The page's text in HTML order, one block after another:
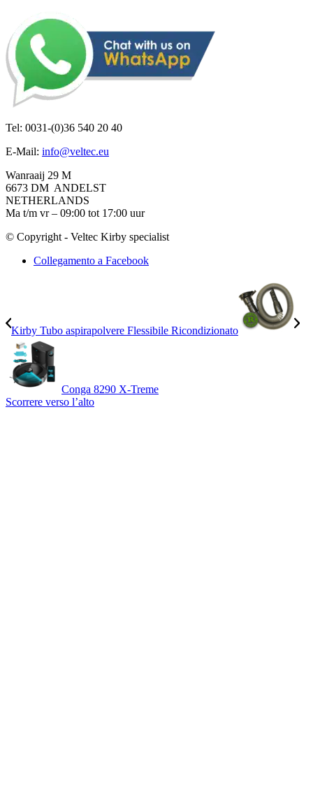
Tel: 0031-(0)36 540 20 40
E-Mail: info@veltec.eu
Wanraaij 29 M
6673 DM ANDELST
NETHERLANDS
Ma t/m vr – 09:00 tot 17:00 uur
© Copyright - Veltec Kirby specialist
Collegamento a Facebook
Kirby Tubo aspirapolvere Flessibile Ricondizionato
Conga 8290 X-Treme
Scorrere verso l’alto